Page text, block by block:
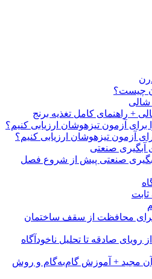
چیست؟
+ راهنمای کامل تغذیه برنج
آزمون تیزهوشان ارزیابی کنیم؟
صنعتی پیش از شروع فصل
برای محافظت از سقف ساختمان
رویای صادقه تا تحلیل ناخودآگاه
مجید + آموزش گام‌به‌گام و روش